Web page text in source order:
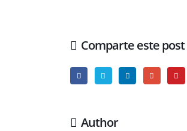
Comparte este post
Author